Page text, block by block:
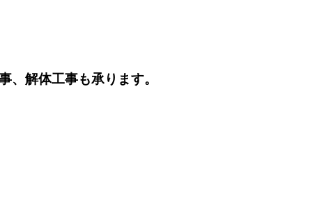
、解体工事も承ります。